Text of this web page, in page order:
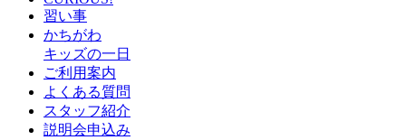
習い事
かちがわ
キッズの一日
ご利用案内
よくある質問
スタッフ紹介
説明会申込み